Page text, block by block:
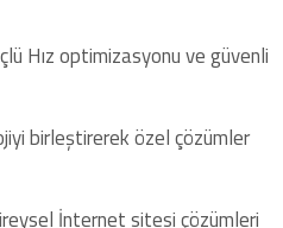
Hız optimizasyonu ve güvenli
birleştirerek özel çözümler
İnternet sitesi çözümleri